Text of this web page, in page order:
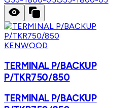
KENWOOD
TERMINAL P/BACKUP
P/TKR750/850
TERMINAL P/BACKUP